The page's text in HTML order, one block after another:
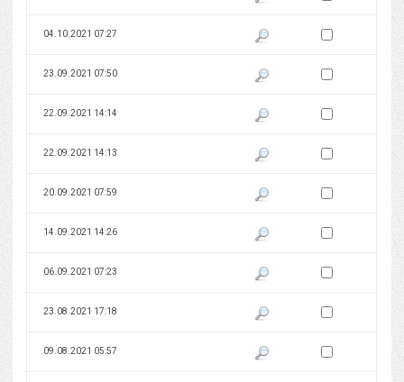
04.10.2021 07:27 Pokaż podgląd wersji z dnia
Zaznacz wersję do
23.09.2021 07:50 Pokaż podgląd wersji z dnia
Zaznacz wersję do
22.09.2021 14:14 Pokaż podgląd wersji z dnia
Zaznacz wersję do
22.09.2021 14:13 Pokaż podgląd wersji z dnia
Zaznacz wersję do
20.09.2021 07:59 Pokaż podgląd wersji z dnia
Zaznacz wersję do
14.09.2021 14:26 Pokaż podgląd wersji z dnia
Zaznacz wersję do
06.09.2021 07:23 Pokaż podgląd wersji z dnia
Zaznacz wersję do
23.08.2021 17:18 Pokaż podgląd wersji z dnia
Zaznacz wersję do
09.08.2021 05:57 Pokaż podgląd wersji z dnia
Zaznacz wersję do